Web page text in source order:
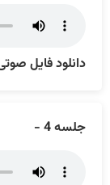
دانلود فایل
جلسه 4 -